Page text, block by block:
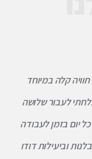
קלה במיוחד
לעבור שלושה
יום בזמן לעבודה
וביעילות דודו